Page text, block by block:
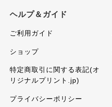
ヘルプ＆ガイド
ご利用ガイド
ショップ
特定商取引に関する表記(オ
リジナルプリント.jp)
プライバシーポリシー